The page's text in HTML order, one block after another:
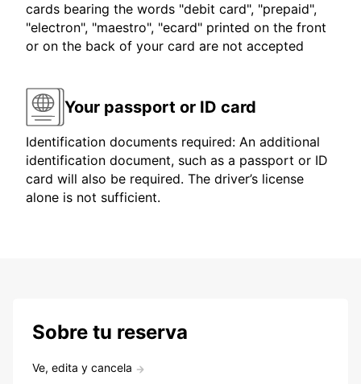
cards bearing the words "debit card", "prepaid",
"electron", "maestro", "ecard" printed on the front
or on the back of your card are not accepted
Your passport or ID card
Identification documents required: An additional
identification document, such as a passport or ID
card will also be required. The driver’s license
alone is not sufficient.
Sobre tu reserva
Ve, edita y cancela